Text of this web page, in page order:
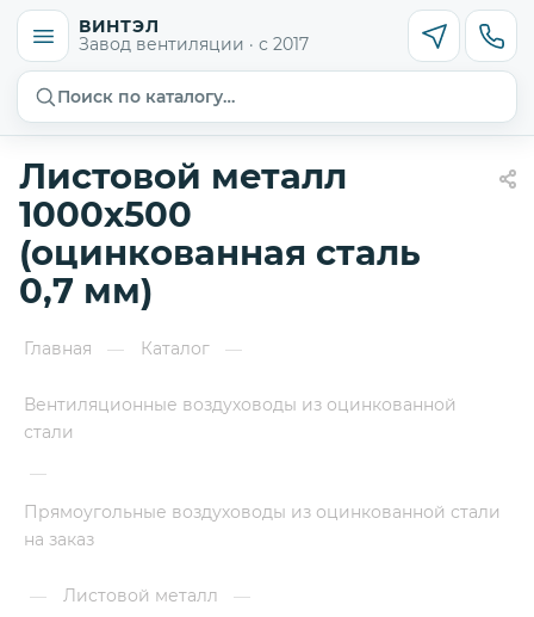
ВИНТЭЛ
Завод вентиляции · с 2017
Поиск по каталогу…
Листовой металл
1000х500
(оцинкованная сталь
0,7 мм)
Главная — Каталог —
Вентиляционные воздуховоды из оцинкованной
стали
—
Прямоугольные воздуховоды из оцинкованной стали
на заказ
— Листовой металл
—